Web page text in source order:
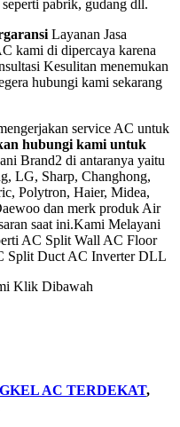
pabrik, gudang dll.
Layanan Jasa
kami di dipercaya karena
Kesulitan menemukan
hubungi kami sekarang
service AC untuk
hubungi kami untuk
Brand2 di antaranya yaitu
LG, Sharp, Changhong,
Polytron, Haier, Midea,
dan merk produk Air
saat ini.Kami Melayani
AC Split Wall AC Floor
Split Duct AC Inverter DLL
Klik Dibawah
AC TERDEKAT,